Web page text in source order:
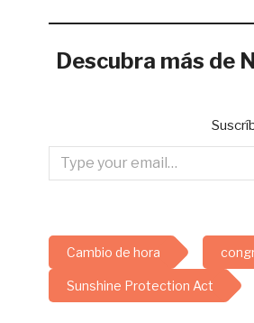
Descubra más de
Type your email…
Cambio de hora
Sunshine Protection Act